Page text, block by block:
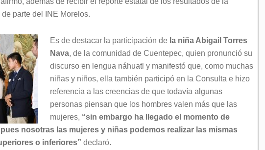
parte del INE Morelos.
Es de destacar la participación de la niña Abigail Torres
Nava, de la comunidad de Cuentepec, quien pronunció su
discurso en lengua náhuatl y manifestó que, como muchas
niñas y niños, ella también participó en la Consulta e hizo
referencia a las creencias de que todavía algunas
personas piensan que los hombres valen más que las
mujeres, “sin embargo ha llegado el momento de
nosotras las mujeres y niñas podemos realizar las mismas
o inferiores” declaró.